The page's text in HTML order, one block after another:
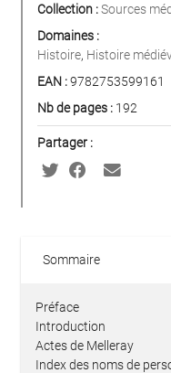
Collection :Sources
Domaines :
Histoire, Histoire
EAN :9782753599161
Nb de pages : 192
Partager :
Sommaire
Préface
Introduction
Actes de Melleray
Index des noms de